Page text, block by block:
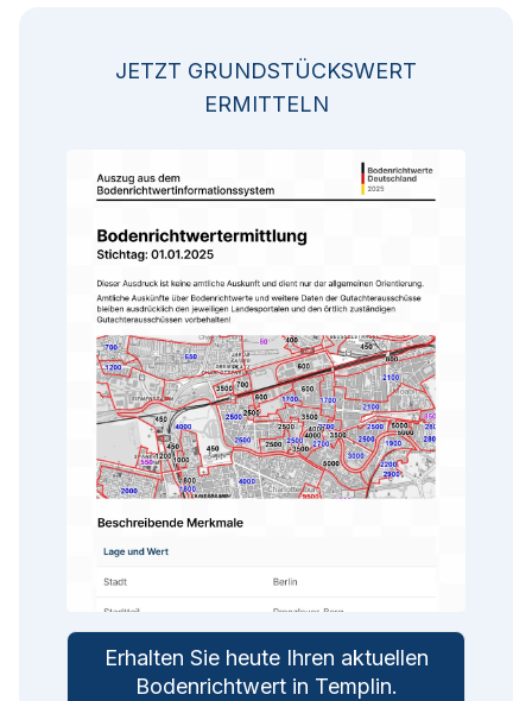
JETZT GRUNDSTÜCKSWERT
ERMITTELN
Erhalten Sie heute Ihren aktuellen
Bodenrichtwert in Templin.